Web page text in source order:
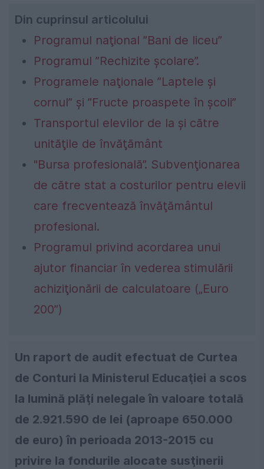
Din cuprinsul articolului
Programul naţional ”Bani de liceu”
Programul ”Rechizite şcolare”.
Programele naţionale ”Laptele şi
cornul” şi ”Fructe proaspete în şcoli”
Transportul elevilor de la şi către
unităţile de învăţământ
"Bursa profesională”. Subvenţionarea
de către stat a costurilor pentru elevii
care frecventează învăţământul
profesional.
Programul privind acordarea unui
ajutor financiar în vederea stimulării
achiziţionării de calculatoare („Euro
200”)
Un raport de audit efectuat de Curtea
de Conturi la Ministerul Educaţiei a scos
la lumină plăţi nelegale în valoare totală
de 2.921.590 de lei (aproape 650.000
de euro) în perioada 2013-2015 cu
privire la fondurile alocate susţinerii